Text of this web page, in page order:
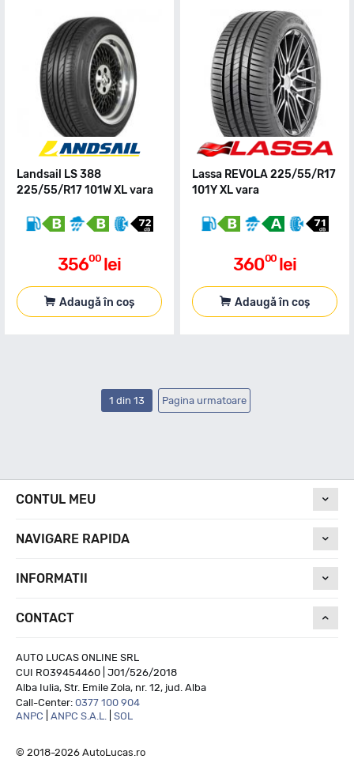
Landsail LS 388
225/55/R17 101W XL vara
35600 lei
Adaugă în coș
Lassa REVOLA 225/55/R17
101Y XL vara
36000 lei
Adaugă în coș
1 din 13 Pagina urmatoare
CONTUL MEU
NAVIGARE RAPIDA
INFORMATII
CONTACT
AUTO LUCAS ONLINE SRL
CUI RO39454460 | J01/526/2018
Alba Iulia, Str. Emile Zola, nr. 12, jud. Alba
Call-Center: 0377 100 904
ANPC
ANPC S.A.L. SOL
© 2018-2026 AutoLucas.ro